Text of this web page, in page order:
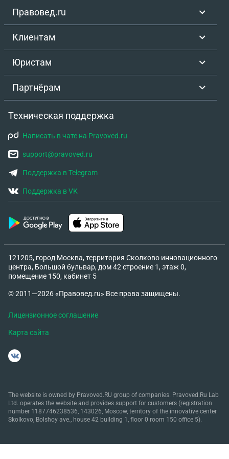
достаточно межведомственного запроса? 3.
Могут ли требовать свидетелей или справки об
образовании? 4. Как правильно оплатить
Правовед.ru
Клиентам
Юристам
Партнёрам
Техническая поддержка
Написать в чате на Pravoved.ru
support@pravoved.ru
Поддержка в Telegram
Поддержка в VK
121205, город Москва, территория Сколково инновационного
центра, Большой бульвар, дом 42 строение 1, этаж 0,
помещение 150, кабинет 5
© 2011—2026 «Правовед.ru» Все права защищены.
Лицензионное соглашение
Карта сайта
The website is owned by Pravoved.RU group of companies. Pravoved.Ru Lab
Ltd. operates the website and provides support for customers (registration
number 1187746238536, 143026, Moscow, territory of the innovative center
Skolkovo, Bolshoy ave., house 42 building 1, floor 0 room 150 office 5).